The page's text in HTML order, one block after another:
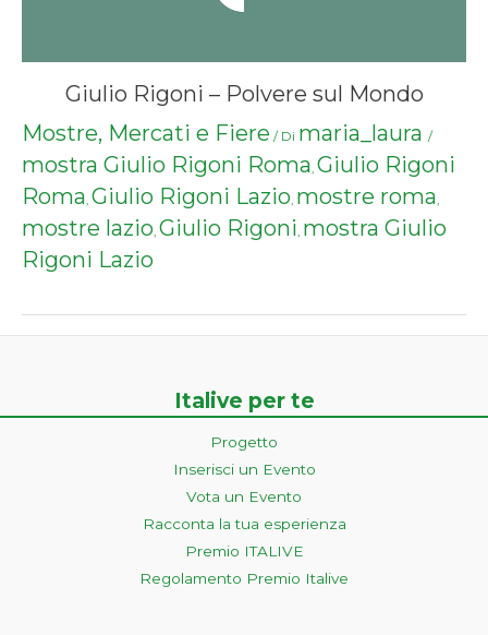
Giulio Rigoni – Polvere sul Mondo
Mostre, Mercati e Fiere / Di maria_laura /
mostra Giulio Rigoni Roma, Giulio Rigoni
Roma, Giulio Rigoni Lazio, mostre roma,
mostre lazio, Giulio Rigoni, mostra Giulio
Rigoni Lazio
Italive per te
Progetto
Inserisci un Evento
Vota un Evento
Racconta la tua esperienza
Premio ITALIVE
Regolamento Premio Italive